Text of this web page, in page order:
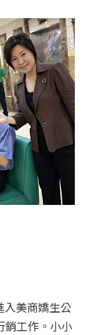
入美商嬌生公
銷工作。小小